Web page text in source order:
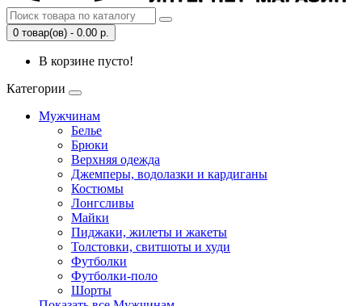
0 товар(ов) - 0.00 р.
В корзине пусто!
Категории
Мужчинам
Белье
Брюки
Верхняя одежда
Джемперы, водолазки и кардиганы
Костюмы
Лонгсливы
Майки
Пиджаки, жилеты и жакеты
Толстовки, свитшоты и худи
Футболки
Футболки-поло
Шорты